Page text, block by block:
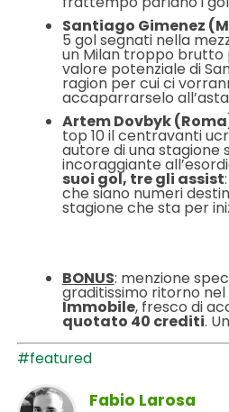
Santiago Gimenez
5 gol segnati nella
un Milan troppo brutto
valore potenziale di
ragion per cui ci
accaparrarselo
Artem Dovbyk
top 10 il centravanti
autore di una stagione
incoraggiante
suoi gol, tre gli assist
che siano numeri
stagione che sta per
BONUS: menzione
graditissimo ritorno nel
Immobile, fresco di
quotato 40 crediti.
#featured
Fabio Larosa